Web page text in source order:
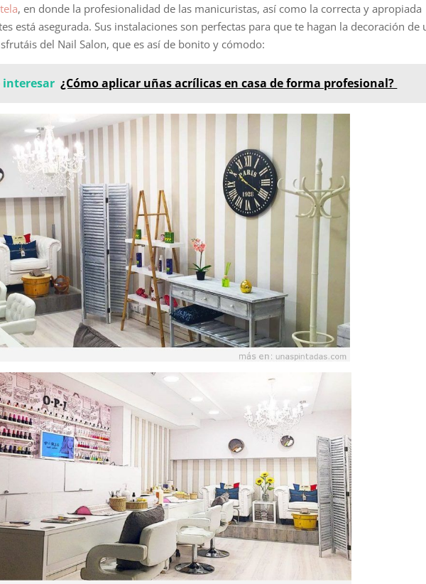
, en donde la profesionalidad de las manicuristas, así como la correcta y apropiada
está asegurada. Sus instalaciones son perfectas para que te hagan la decoración de
del Nail Salon, que es así de bonito y cómodo:
interesar ¿Cómo aplicar uñas acrílicas en casa de forma profesional?